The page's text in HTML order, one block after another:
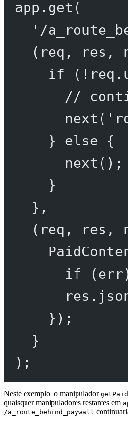
app. get (
'/
( req , res ,
if ( !
//
next (
} else {
next ();
}
},
( req , res ,
if
res.
});
}
);
Neste exemplo, o manipulador
quaisquer manipuladores restantes em
/a_route_behind_paywall